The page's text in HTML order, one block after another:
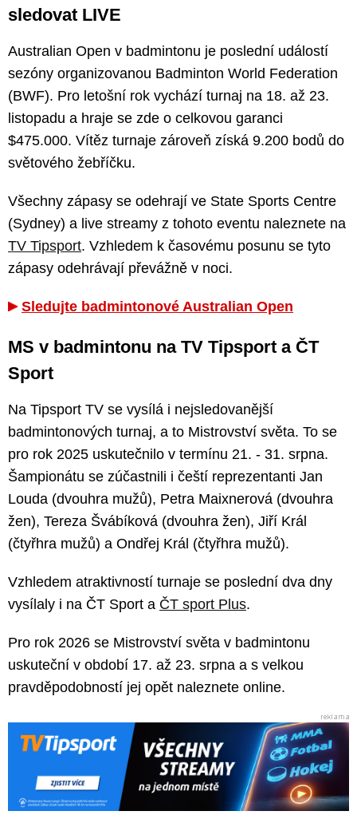
sledovat LIVE
Australian Open v badmintonu je poslední událostí
sezóny organizovanou Badminton World Federation
(BWF). Pro letošní rok vychází turnaj na 18. až 23.
listopadu a hraje se zde o celkovou garanci
$475.000. Vítěz turnaje zároveň získá 9.200 bodů do
světového žebříčku.
Všechny zápasy se odehrají ve State Sports Centre
(Sydney) a live streamy z tohoto eventu naleznete na
TV Tipsport. Vzhledem k časovému posunu se tyto
zápasy odehrávají převážně v noci.
Sledujte badmintonové Australian Open
MS v badmintonu na TV Tipsport a ČT
Sport
Na Tipsport TV se vysílá i nejsledovanější
badmintonových turnaj, a to Mistrovství světa. To se
pro rok 2025 uskutečnilo v termínu 21. - 31. srpna.
Šampionátu se zúčastnili i čeští reprezentanti Jan
Louda (dvouhra mužů), Petra Maixnerová (dvouhra
žen), Tereza Švábíková (dvouhra žen), Jiří Král
(čtyřhra mužů) a Ondřej Král (čtyřhra mužů).
Vzhledem atraktivností turnaje se poslední dva dny
vysílaly i na ČT Sport a ČT sport Plus.
Pro rok 2026 se Mistrovství světa v badmintonu
uskuteční v období 17. až 23. srpna a s velkou
pravděpodobností jej opět naleznete online.